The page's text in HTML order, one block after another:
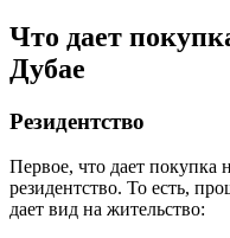
Что дает
Дубае
Резидентство
Первое, что дает
резидентство. То есть,
дает вид на жительство: